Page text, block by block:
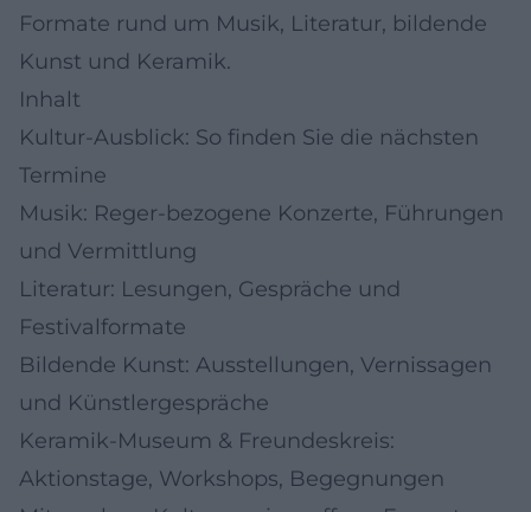
Formate rund um Musik, Literatur, bildende
Kunst und Keramik.
Inhalt
Kultur-Ausblick: So finden Sie die nächsten
Termine
Musik: Reger-bezogene Konzerte, Führungen
und Vermittlung
Literatur: Lesungen, Gespräche und
Festivalformate
Bildende Kunst: Ausstellungen, Vernissagen
und Künstlergespräche
Keramik-Museum & Freundeskreis:
Aktionstage, Workshops, Begegnungen